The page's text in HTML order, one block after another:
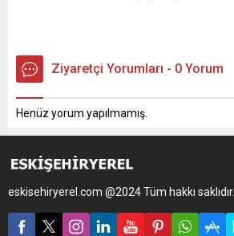
Ziyaretçi Yorumları - 0 Yorum
Henüz yorum yapılmamış.
eskisehiryerel.com @2024 Tüm hakkı saklıdır.